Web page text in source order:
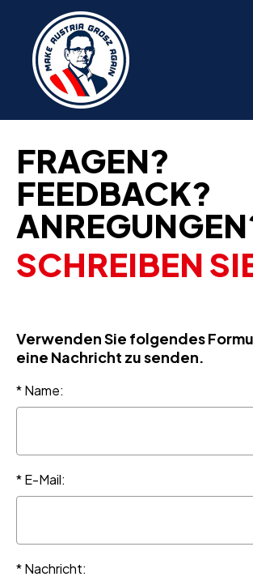
FRAGEN?
FEEDBACK?
SCHREIBEN
Verwenden Sie folgendes
eine Nachricht zu senden.
* Name:
* E-Mail:
* Nachricht: